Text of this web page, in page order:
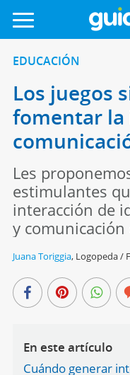
EDUCACIÓN
Los juegos
fomentar
Les
estimulantes
interacción de
y
Juana Toriggia, Logopeda /
En este artículo
Cuándo generar